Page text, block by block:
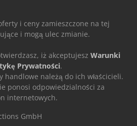
i ceny zamieszczone na tej
i mogą ulec zmianie.
iż akceptujesz Warunki
Prywatności.
handlowe należą do ich właścicieli.
ponosi odpowiedzialności za
internetowych.
GmbH